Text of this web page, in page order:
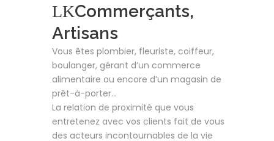
Commerçants,
Artisans
Vous êtes plombier, fleuriste, coiffeur,
boulanger, gérant d’un commerce
alimentaire ou encore d’un magasin de
prêt-à-porter…
La relation de proximité que vous
entretenez avec vos clients fait de vous
des acteurs incontournables de la vie